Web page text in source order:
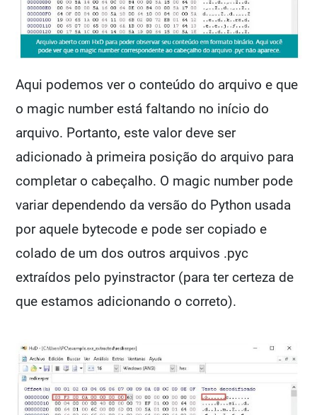
Aqui podemos ver o conteúdo do arquivo e que
o magic number está faltando no início do
arquivo. Portanto, este valor deve ser
adicionado à primeira posição do arquivo para
completar o cabeçalho. O magic number pode
variar dependendo da versão do Python usada
por aquele bytecode e pode ser copiado e
colado de um dos outros arquivos .pyc
extraídos pelo pyinstractor (para ter certeza de
que estamos adicionando o correto).